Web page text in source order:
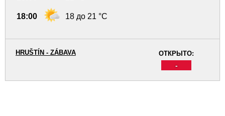
18:00 18 до 21 °C
ОТКРЫТО:
-
HRUŠTÍN - ZÁBAVA